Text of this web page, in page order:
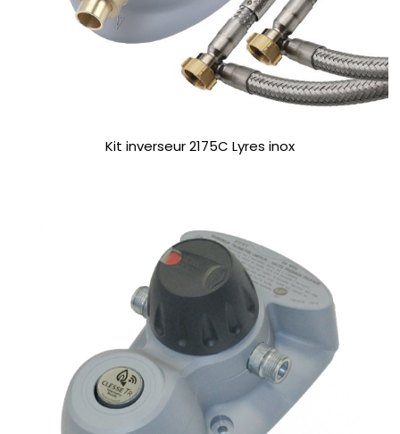
Kit inverseur 2175C Lyres inox